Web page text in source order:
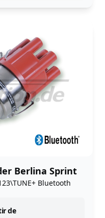
Berlina Sprint
Bluetooth
de